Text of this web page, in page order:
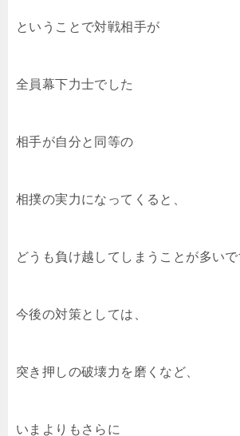
ということで対戦相手が
全員幕下力士でした
相手が自分と同等の
相撲の実力になってくると、
どうも負け越してしまうことが多いで
今後の対策としては、
突き押しの破壊力を磨くなど、
いまよりもさらに